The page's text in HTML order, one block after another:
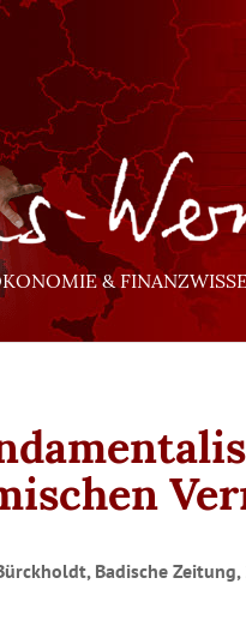
&
Badische